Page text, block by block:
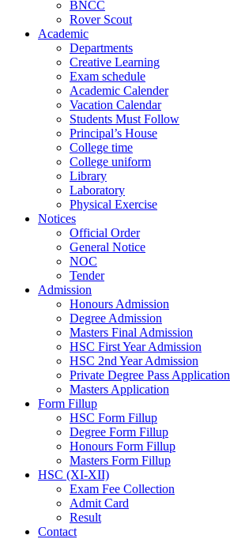
BNCC
Rover Scout
Academic
Departments
Creative Learning
Exam schedule
Academic Calender
Vacation Calendar
Students Must Follow
Principal’s House
College time
College uniform
Library
Laboratory
Physical Exercise
Notices
Official Order
General Notice
NOC
Tender
Admission
Honours Admission
Degree Admission
Masters Final Admission
HSC First Year Admission
HSC 2nd Year Admission
Private Degree Pass Application
Masters Application
Form Fillup
HSC Form Fillup
Degree Form Fillup
Honours Form Fillup
Masters Form Fillup
HSC (XI-XII)
Exam Fee Collection
Admit Card
Result
Contact